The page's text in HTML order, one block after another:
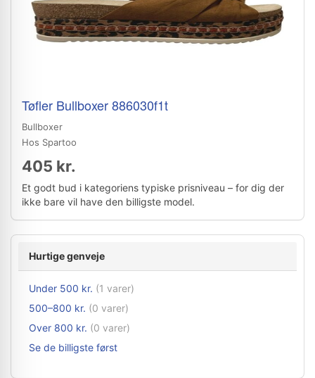
Tøfler Bullboxer 886030f1t
Bullboxer
Hos Spartoo
405 kr.
Et godt bud i kategoriens typiske prisniveau – for dig der
ikke bare vil have den billigste model.
Hurtige genveje
Under 500 kr. (1 varer)
500–800 kr. (0 varer)
Over 800 kr. (0 varer)
Se de billigste først